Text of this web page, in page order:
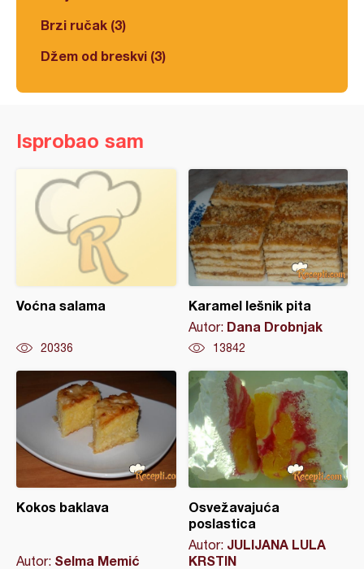
Brzi ručak (3)
Džem od breskvi (3)
Isprobao sam
Voćna salama
20336
Karamel lešnik pita
Autor: Dana Drobnjak
13842
Kokos baklava
Autor: Selma Memić
Osvežavajuća
poslastica
Autor: JULIJANA LULA
KRSTIN